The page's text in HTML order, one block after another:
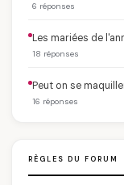
6 réponses
Les mariées de
18 réponses
Peut on se
16 réponses
RÈGLES DU FORUM